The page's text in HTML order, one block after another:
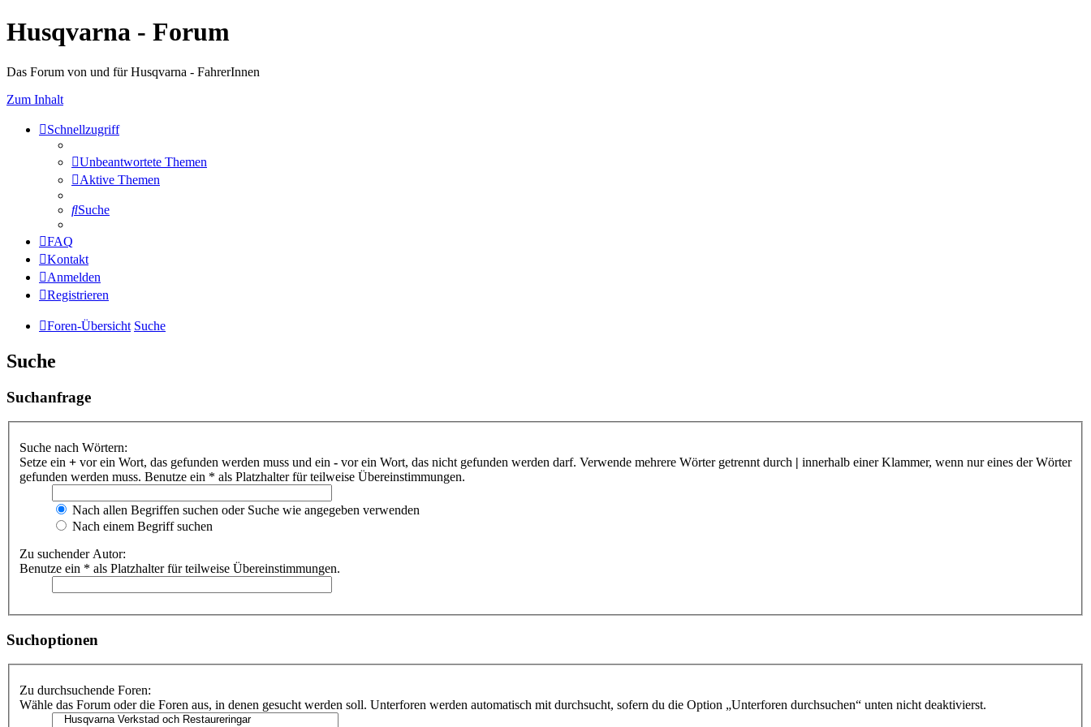
Husqvarna - Forum
Das Forum von und für Husqvarna - FahrerInnen
Zum Inhalt
Schnellzugriff
Unbeantwortete Themen
Aktive Themen
Suche
FAQ
Kontakt
Anmelden
Registrieren
Foren-Übersicht Suche
Suche
Suchanfrage
Suche nach Wörtern:
Setze ein + vor ein Wort, das gefunden werden muss und ein - vor ein Wort, das nicht gefunden werden darf. Verwende mehrere Wörter getrennt durch | innerhalb einer Klammer, wenn nur eines der Wörter
gefunden werden muss. Benutze ein * als Platzhalter für teilweise Übereinstimmungen.
Nach allen Begriffen suchen oder Suche wie angegeben verwenden
Nach einem Begriff suchen
Zu suchender Autor:
Benutze ein * als Platzhalter für teilweise Übereinstimmungen.
Suchoptionen
Zu durchsuchende Foren:
Wähle das Forum oder die Foren aus, in denen gesucht werden soll. Unterforen werden automatisch mit durchsucht, sofern du die Option „Unterforen durchsuchen“ unten nicht deaktivierst.